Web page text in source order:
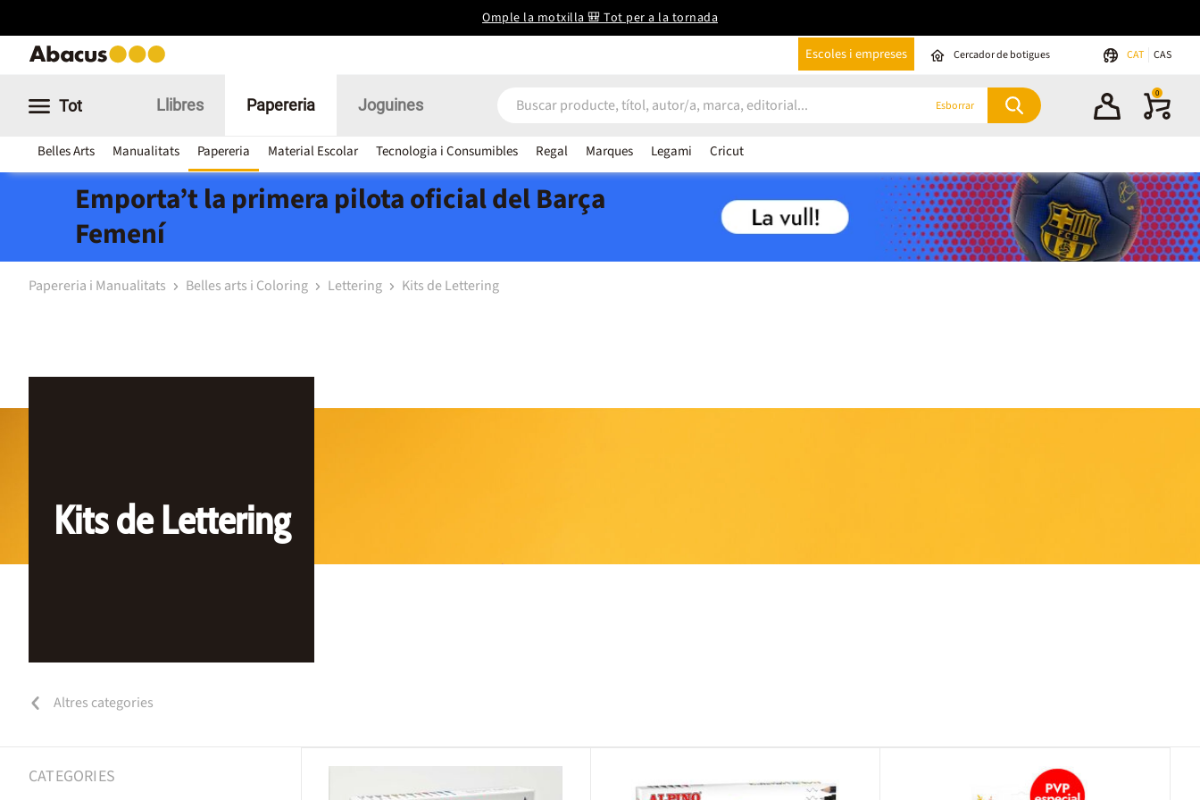
Omple la motxilla 🎒 Tot per a la tornada
Escoles i empreses Cercador de botigues CAT CAS
Tot Llibres Papereria
Belles Arts Manualitats Papereria Material Escolar Tecnologia i Consumibles Regal Marques Legami Cricut
Joguines Esborrar
0
Emporta’t la primera pilota oficial del Barça
Femení
Papereria i Manualitats Belles arts i Coloring Lettering Kits de Lettering
Kits de Lettering
Altres categories
CATEGORIES